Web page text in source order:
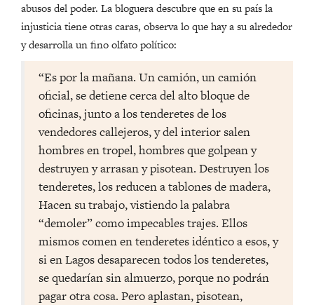
abusos del poder. La bloguera descubre que en su país la
injusticia tiene otras caras, observa lo que hay a su alrededor
y desarrolla un fino olfato político:
“Es por la mañana. Un camión, un camión
oficial, se detiene cerca del alto bloque de
oficinas, junto a los tenderetes de los
vendedores callejeros, y del interior salen
hombres en tropel, hombres que golpean y
destruyen y arrasan y pisotean. Destruyen los
tenderetes, los reducen a tablones de madera,
Hacen su trabajo, vistiendo la palabra
“demoler” como impecables trajes. Ellos
mismos comen en tenderetes idéntico a esos, y
si en Lagos desaparecen todos los tenderetes,
se quedarían sin almuerzo, porque no podrán
pagar otra cosa. Pero aplastan, pisotean,